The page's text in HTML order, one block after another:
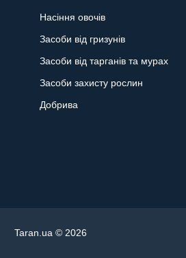
Насіння овочів
Засоби від гризунів
Засоби від тарганів та мурах
Засоби захисту рослин
Добрива
Taran.ua © 2026